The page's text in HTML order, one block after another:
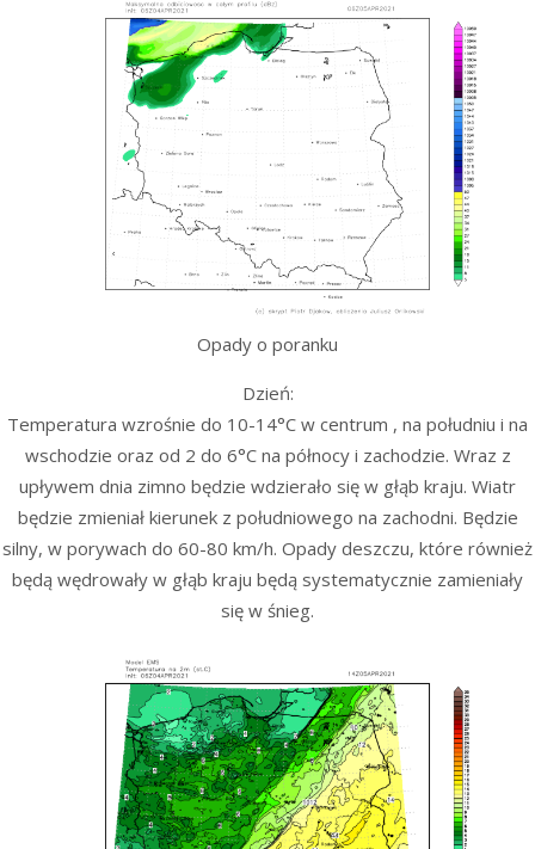
Opady o poranku
Dzień:
Temperatura wzrośnie do 10-14°C w centrum , na południu i na
wschodzie oraz od 2 do 6°C na północy i zachodzie. Wraz z
upływem dnia zimno będzie wdzierało się w głąb kraju. Wiatr
będzie zmieniał kierunek z południowego na zachodni. Będzie
silny, w porywach do 60-80 km/h. Opady deszczu, które również
będą wędrowały w głąb kraju będą systematycznie zamieniały
się w śnieg.